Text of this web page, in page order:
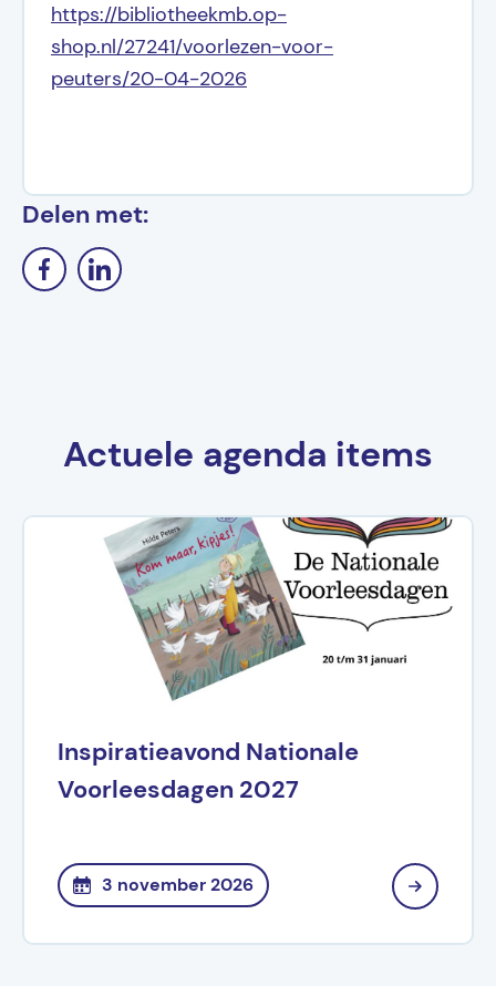
https://bibliotheekmb.op-
shop.nl/27241/voorlezen-voor-
peuters/20-04-2026
Delen met:
Actuele agenda items
Inspiratieavond Nationale
Voorleesdagen 2027
3 november 2026